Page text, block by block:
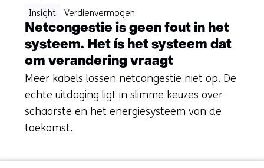
Netcongestie is geen fout in het
systeem. Het ís het systeem dat
om verandering vraagt
Meer kabels lossen netcongestie niet op. De
echte uitdaging ligt in slimme keuzes over
schaarste en het energiesysteem van de
toekomst.
Insight Verdienvermogen